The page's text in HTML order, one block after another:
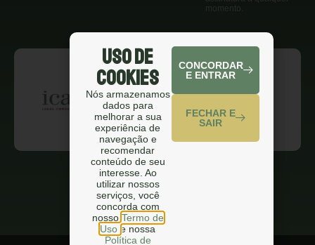
momento.
Uso de
Cookies
Nós armazenamos
dados para
melhorar a sua
experiência de
navegação e
recomendar
conteúdo de seu
interesse. Ao
utilizar nossos
serviços, você
concorda com
nosso Termo de
Uso e nossa
Política de
CONCORDAR
E ENTRAR
FECHAR E
SAIR